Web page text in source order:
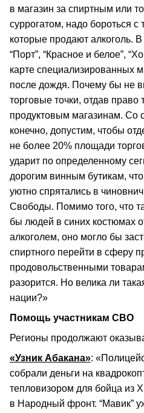
в магазин за спиртным или
суррогатом, надо бороться с
которые продают алкоголь.
“Порт”, “Красное и белое”,
карте специализированных
после дождя. Почему бы не
торговые точки, отдав право
продуктовым магазинам. Со
конечно, допустим, чтобы
не более 20% площади
ударит по определенному
дорогим винным бутикам,
уютно спрятались в
Свободы. Помимо того, что
бы людей в синих костюмах
алкоголем, оно могло бы
спиртного перейти в сферу
продовольственными
разорится. Но велика ли
нации?»
Помощь участникам СВО
Регионы продолжают
«Узник Абакана»:
собрали деньги на
тепловизором для бойца из
в Народный фронт. “Мавик”